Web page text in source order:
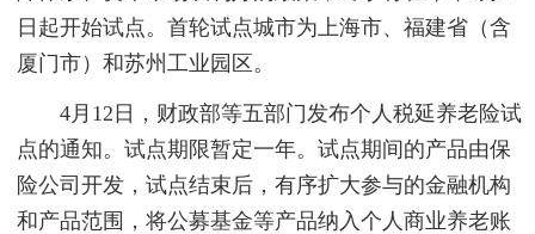
日起开始试点。首轮试点城市为上海市、福建省（含
厦门市）和苏州工业园区。
4月12日，财政部等五部门发布个人税延养老险试
点的通知。试点期限暂定一年。试点期间的产品由保
险公司开发，试点结束后，有序扩大参与的金融机构
和产品范围，将公募基金等产品纳入个人商业养老账